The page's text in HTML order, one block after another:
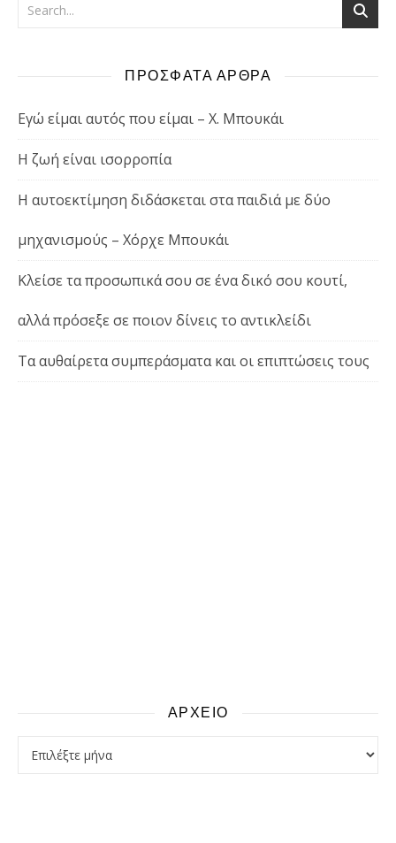
ΠΡΟΣΦΑΤΑ ΑΡΘΡΑ
Εγώ είμαι αυτός που είμαι – Χ. Μπουκάι
Η ζωή είναι ισορροπία
Η αυτοεκτίμηση διδάσκεται στα παιδιά με δύο
μηχανισμούς – Χόρχε Μπουκάι
Κλείσε τα προσωπικά σου σε ένα δικό σου κουτί,
αλλά πρόσεξε σε ποιον δίνεις το αντικλείδι
Τα αυθαίρετα συμπεράσματα και οι επιπτώσεις τους
ΑΡΧΕΙΟ